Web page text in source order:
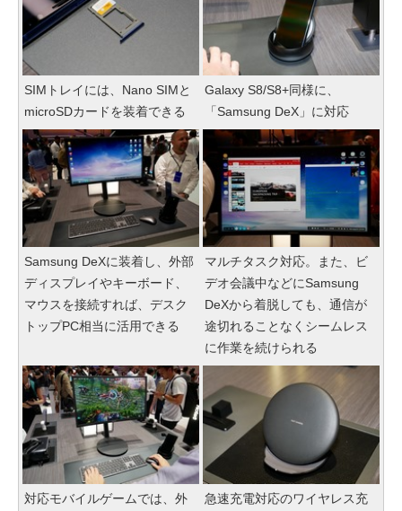
SIMトレイには、Nano SIMと
microSDカードを装着できる
Galaxy S8/S8+同様に、
「Samsung DeX」に対応
Samsung DeXに装着し、外部
ディスプレイやキーボード、
マウスを接続すれば、デスク
トップPC相当に活用できる
マルチタスク対応。また、ビ
デオ会議中などにSamsung
DeXから着脱しても、通信が
途切れることなくシームレス
に作業を続けられる
対応モバイルゲームでは、外
急速充電対応のワイヤレス充